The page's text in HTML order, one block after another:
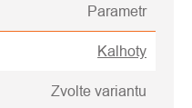
Parametr
Kalhoty
Zvolte variantu